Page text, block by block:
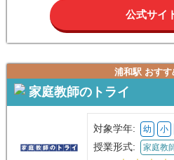
公式サイ
浦和駅 おすす
家庭教師のトライ
対象学年: 幼 小
授業形式: 家庭教